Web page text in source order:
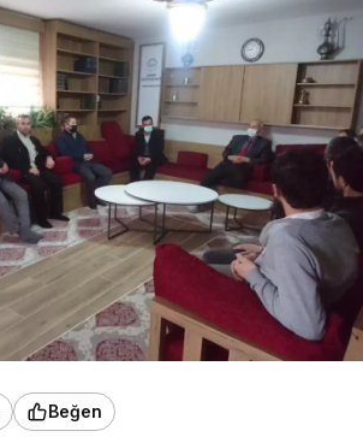
Beğen